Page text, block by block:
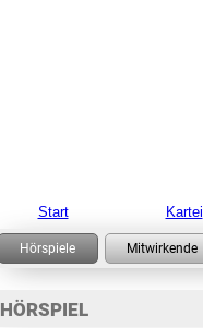
Start Kartei
HÖRSPIEL